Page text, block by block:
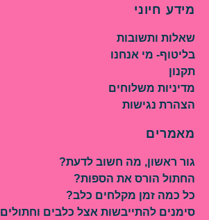
מידע חיוני
שאלות ותשובות
בליטוף- מי אנחנו
תקנון
מדיניות משלוחים
הצהרת נגישות
מאמרים
גור ראשון, מה חשוב לדעת?
החתול הורס את הספות?
כל כמה זמן מקלחים כלב?
סימנים להתייבשות אצל כלבים וחתולים